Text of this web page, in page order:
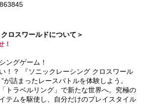
ロスワールドについて＞
！
ングゲーム！
！？ 『ソニックレーシング クロスワール
が詰まったレースバトルを体験しよう。
トラベルリング」で新たな世界へ。究極の
テムを駆使し、自分だけのプレイスタイル